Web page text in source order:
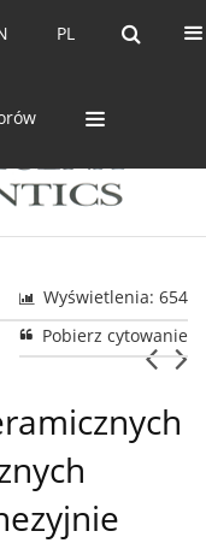
PL PL
EN
Wyświetlenia: 654
Pobierz cytowanie